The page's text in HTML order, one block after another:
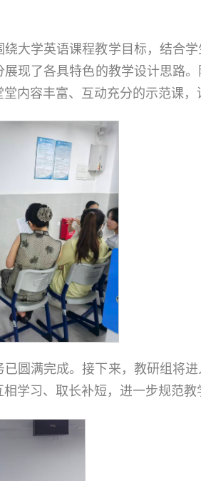
大学英语课程教学目标，结合
现了各具特色的教学设计思路
内容丰富、互动充分的示范课，
圆满完成。接下来，教研组将
学习、取长补短，进一步规范教